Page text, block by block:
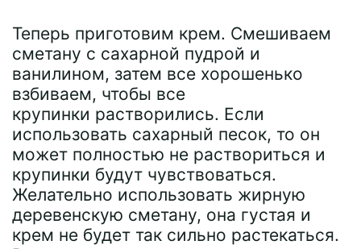
Теперь приготовим крем. Смешиваем
сметану с сахарной пудрой и
ванилином, затем все хорошенько
взбиваем, чтобы все
крупинки растворились. Если
использовать сахарный песок, то он
может полностью не раствориться и
крупинки будут чувствоваться.
Желательно использовать жирную
деревенскую сметану, она густая и
крем не будет так сильно растекаться.